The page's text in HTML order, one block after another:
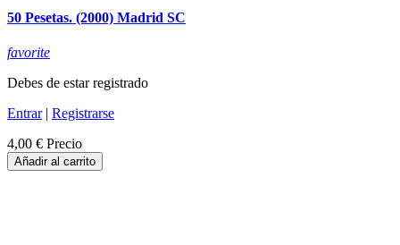
50 Pesetas. (2000) Madrid SC
favorite
Debes de estar registrado
Entrar| Registrarse
4,00 € Precio
Añadir al carrito